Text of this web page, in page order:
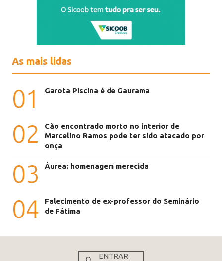
As mais lidas
01 Garota Piscina é de Gaurama
02
Cão encontrado morto no interior de
Marcelino Ramos pode ter sido atacado por
onça
03 Áurea: homenagem merecida
04
Falecimento de ex-professor do Seminário
de Fátima
ENTRAR